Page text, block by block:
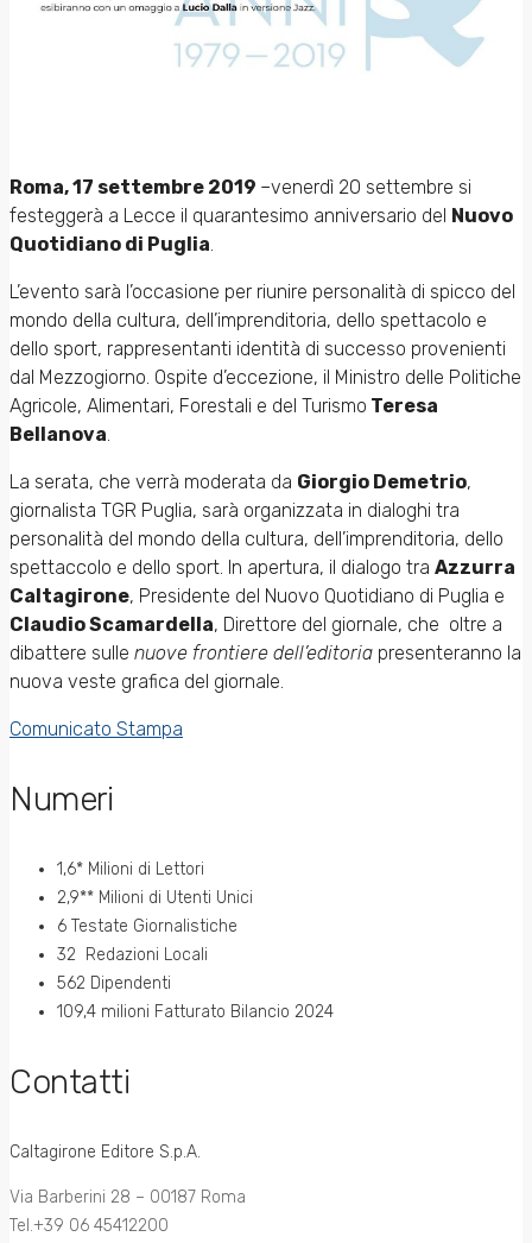
Roma, 17 settembre 2019 –venerdì 20 settembre si
festeggerà a Lecce il quarantesimo anniversario del Nuovo
Quotidiano di Puglia.
L’evento sarà l’occasione per riunire personalità di spicco del
mondo della cultura, dell’imprenditoria, dello spettacolo e
dello sport, rappresentanti identità di successo provenienti
dal Mezzogiorno. Ospite d’eccezione, il Ministro delle Politiche
Agricole, Alimentari, Forestali e del Turismo Teresa
Bellanova.
La serata, che verrà moderata da Giorgio Demetrio,
giornalista TGR Puglia, sarà organizzata in dialoghi tra
personalità del mondo della cultura, dell’imprenditoria, dello
spettaccolo e dello sport. In apertura, il dialogo tra Azzurra
Caltagirone, Presidente del Nuovo Quotidiano di Puglia e
Claudio Scamardella, Direttore del giornale, che oltre a
dibattere sulle nuove frontiere dell’editoria presenteranno la
nuova veste grafica del giornale.
Comunicato Stampa
Numeri
1,6* Milioni di Lettori
2,9** Milioni di Utenti Unici
6 Testate Giornalistiche
32 Redazioni Locali
562 Dipendenti
109,4 milioni Fatturato Bilancio 2024
Contatti
Caltagirone Editore S.p.A.
Via Barberini 28 – 00187 Roma
Tel.+39 06 45412200